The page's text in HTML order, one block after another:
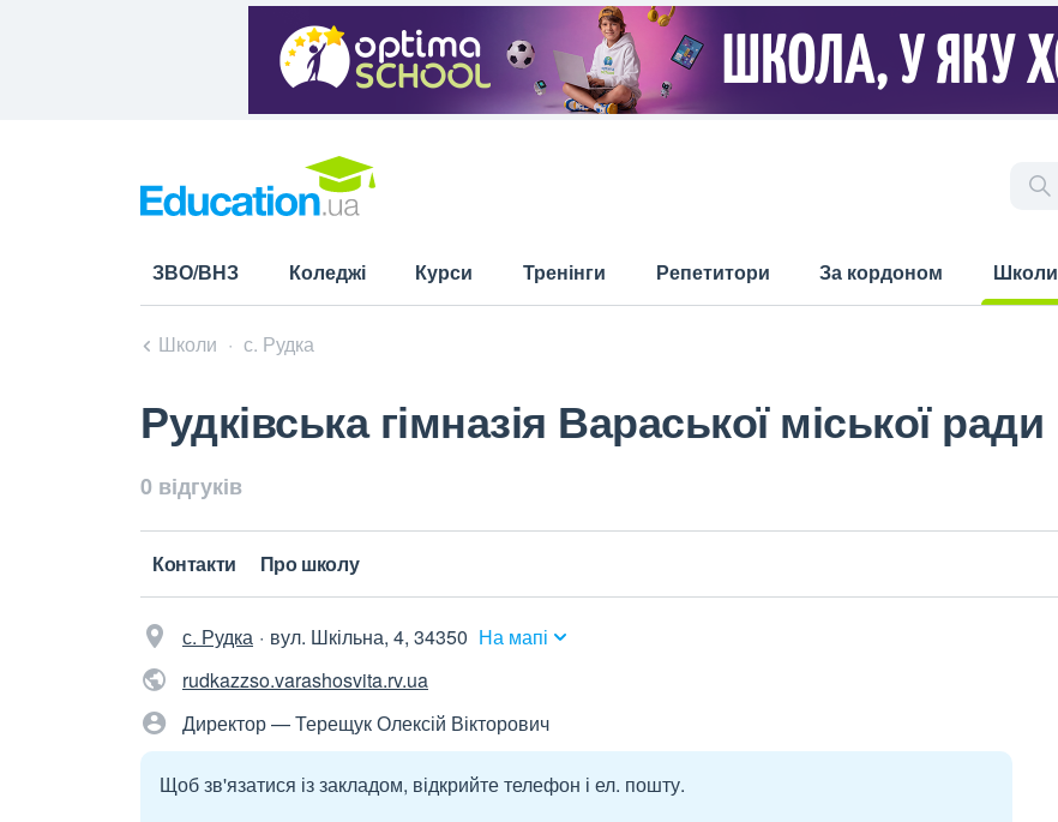
ЗВО/ВНЗ Коледжі Курси Тренінги Репетитори За кордоном
Школи
Школи с. Рудка
Рудківська гімназія Вараської міської ради
0 відгуків
Контакти Про школу
с. Рудка вул. Шкільна, 4, 34350 На мапі
rudkazzso.varashosvita.rv.ua
Директор — Терещук Олексій Вікторович
Щоб зв'язатися із закладом, відкрийте телефон і ел. пошту.